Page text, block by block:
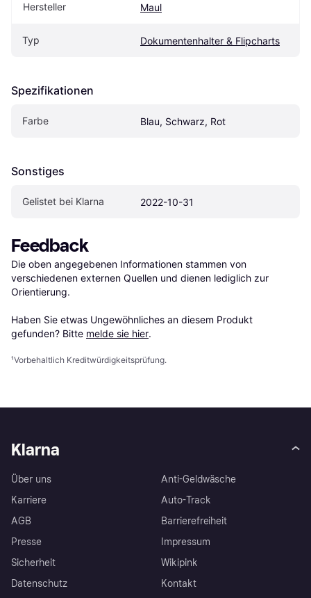
Hersteller Maul
Typ Dokumentenhalter & Flipcharts
Spezifikationen
Farbe Blau, Schwarz, Rot
Sonstiges
Gelistet bei Klarna 2022-10-31
Feedback
Die oben angegebenen Informationen stammen von
verschiedenen externen Quellen und dienen lediglich zur
Orientierung.
Haben Sie etwas Ungewöhnliches an diesem Produkt
gefunden? Bitte melde sie hier.
¹Vorbehaltlich Kreditwürdigkeitsprüfung.
Klarna
Über uns
Karriere
AGB
Presse
Sicherheit
Datenschutz
Anti-Geldwäsche
Auto-Track
Barrierefreiheit
Impressum
Wikipink
Kontakt